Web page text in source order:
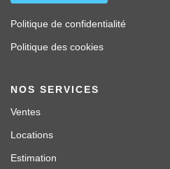
Politique de confidentialité
Politique des cookies
NOS SERVICES
Ventes
Locations
Estimation